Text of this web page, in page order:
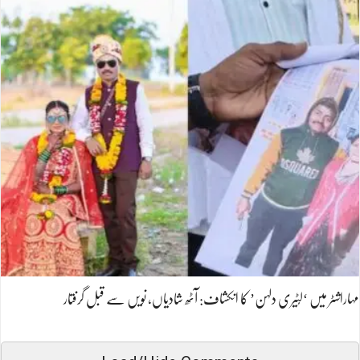
مہاراشٹر میں ‘لُٹیری دلہن’ کا انکشاف: آٹھ شادیاں، نویں سے قبل گرفتار